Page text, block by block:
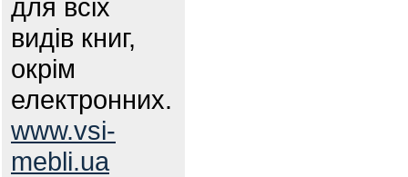
для всіх
видів книг,
окрім
електронних.
www.vsi-
mebli.ua